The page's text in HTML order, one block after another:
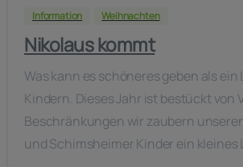
Information Weihnachten
Nikolaus kommt
Was kann es schöneres geben als ein
Kindern. Dieses Jahr ist bestückt von
Beschränkungen wir zaubern
und Schimsheimer Kinder ein kleines